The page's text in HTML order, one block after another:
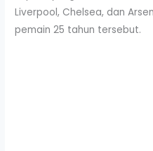
Liverpool, Chelsea, dan
pemain 25 tahun tersebut.